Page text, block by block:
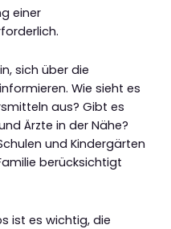
einer
sich über die
Wie sieht es
aus? Gibt es
Ärzte in der Nähe?
und Kindergärten
berücksichtigt
ist es wichtig, die